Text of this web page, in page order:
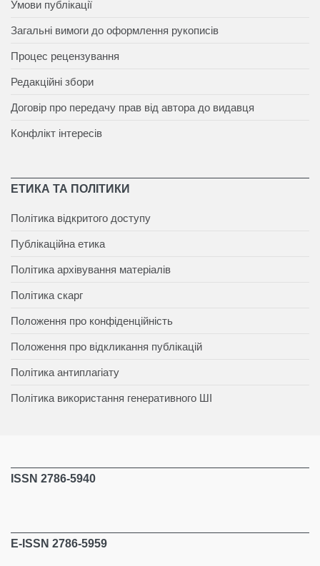
Умови публікації
Загальні вимоги до оформлення рукописів
Процес рецензування
Редакційні збори
Договір про передачу прав від автора до видавця
Конфлікт інтересів
ЕТИКА ТА ПОЛІТИКИ
Політика відкритого доступу
Публікаційна етика
Політика архівування матеріалів
Політика скарг
Положення про конфіденційність
Положення про відкликання публікацій
Політика антиплагіату
Політика використання генеративного ШІ
ISSN 2786-5940
E-ISSN 2786-5959